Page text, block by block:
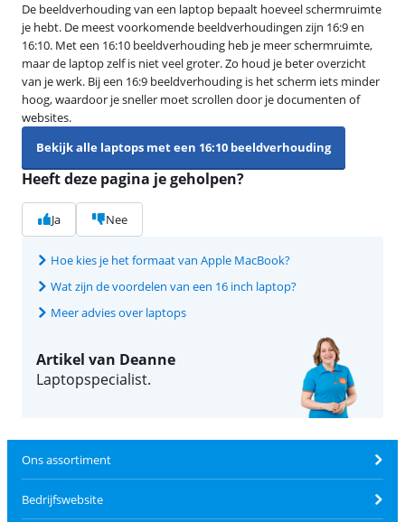
De beeldverhouding van een laptop bepaalt hoeveel schermruimte
je hebt. De meest voorkomende beeldverhoudingen zijn 16:9 en
16:10. Met een 16:10 beeldverhouding heb je meer schermruimte,
maar de laptop zelf is niet veel groter. Zo houd je beter overzicht
van je werk. Bij een 16:9 beeldverhouding is het scherm iets minder
hoog, waardoor je sneller moet scrollen door je documenten of
websites.
Bekijk alle laptops met een 16:10 beeldverhouding
Heeft deze pagina je geholpen?
Ja Nee
Hoe kies je het formaat van Apple MacBook?
Wat zijn de voordelen van een 16 inch laptop?
Meer advies over laptops
Artikel van Deanne
Laptopspecialist.
Ons assortiment
Bedrijfswebsite